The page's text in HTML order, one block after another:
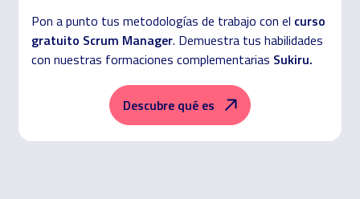
Pon a punto tus metodologías de trabajo con el curso
gratuito Scrum Manager. Demuestra tus habilidades
con nuestras formaciones complementarias Sukiru.
Descubre qué es